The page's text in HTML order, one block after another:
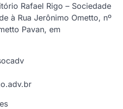
Rafael Rigo – Sociedade
à Rua Jerônimo Ometto, nº
Pavan, em